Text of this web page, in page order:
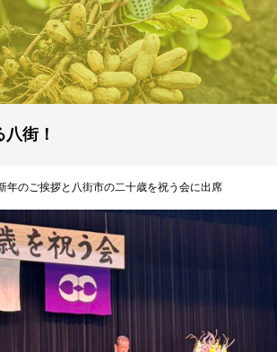
街！
年のご挨拶と八街市の二十歳を祝う会に出席